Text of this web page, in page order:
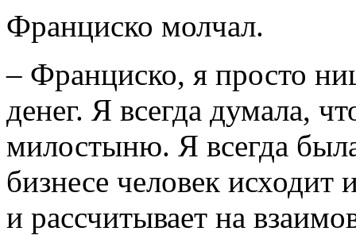
Франциско молчал.
– Франциско, я просто
денег. Я всегда думала,
милостыню. Я всегда
бизнесе человек исходит
и рассчитывает на